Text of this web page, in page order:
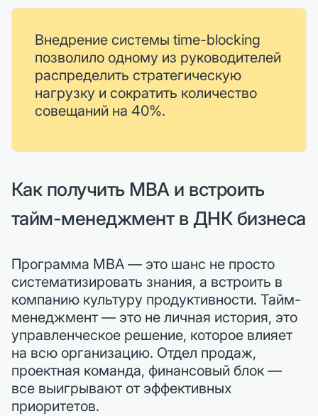
Внедрение системы time-blocking
позволило одному из руководителей
распределить стратегическую
нагрузку и сократить количество
совещаний на 40%.
Как получить MBA и встроить
тайм-менеджмент в ДНК бизнеса
Программа MBA — это шанс не просто
систематизировать знания, а встроить в
компанию культуру продуктивности. Тайм-
менеджмент — это не личная история, это
управленческое решение, которое влияет
на всю организацию. Отдел продаж,
проектная команда, финансовый блок —
все выигрывают от эффективных
приоритетов.